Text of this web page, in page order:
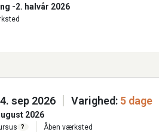
-2. halvår 2026
sep 2026 Varighed: 5 dage
2026
? Åben værksted